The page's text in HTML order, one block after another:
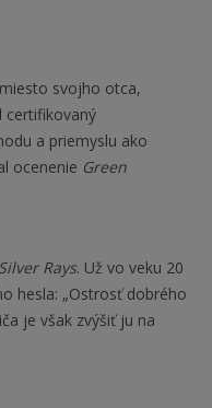
svojho otca,
certifikovaný
a priemyslu ako
ocenenie Green
Rays. Už vo veku 20
hesla: „Ostrosť dobrého
je však zvýšiť ju na